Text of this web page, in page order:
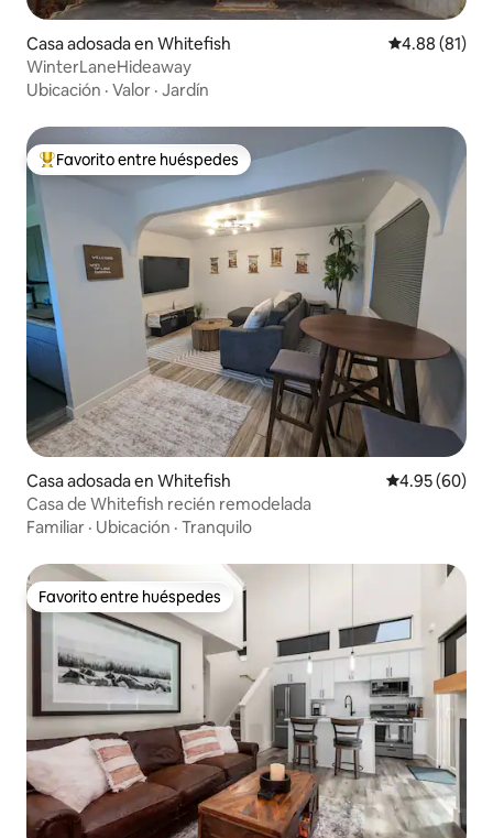
Casa adosada en Whitefish Calificación
4.88 (81)
WinterLaneHideaway
Ubicación · Valor · Jardín
De los mejores en Favorito entre huéspedes
Favorito entre huéspedes
Casa adosada en Whitefish Calificación
4.95 (60)
Casa de Whitefish recién remodelada
Familiar · Ubicación · Tranquilo
Favorito entre huéspedes
Favorito entre huéspedes